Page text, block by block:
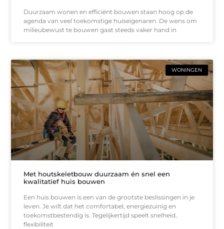
Duurzaam wonen en efficiënt bouwen staan hoog op de
agenda van veel toekomstige huiseigenaren. De wens om
milieubewust te bouwen gaat steeds vaker hand in
WONINGEN
Met houtskeletbouw duurzaam én snel een
kwalitatief huis bouwen
Een huis bouwen is een van de grootste beslissingen in je
leven. Je wilt dat het comfortabel, energiezuinig en
toekomstbestendig is. Tegelijkertijd speelt snelheid,
flexibiliteit